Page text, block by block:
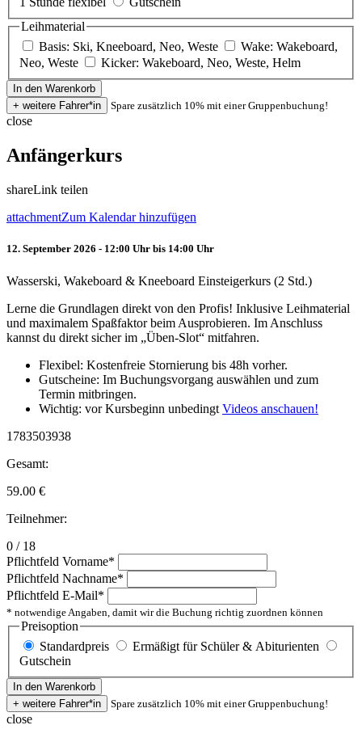
Leihmaterial
Basis: Ski, Kneeboard, Neo, Weste
Wake: Wakeboard,
Neo, Weste
Kicker: Wakeboard, Neo, Weste, Helm
Spare zusätzlich 10% mit einer Gruppenbuchung!
close
Anfängerkurs
shareLink teilen
attachmentZum Kalendar hinzufügen
12. September 2026 - 12:00 Uhr bis 14:00 Uhr
Wasserski, Wakeboard & Kneeboard Einsteigerkurs (2 Std.)
Lerne die Grundlagen direkt von den Profis! Inklusive Leihmaterial
und maximalem Spaßfaktor beim Ausprobieren. Im Anschluss
kannst du direkt sicher im „Üben-Slot“ mitfahren.
Flexibel: Kostenfreie Stornierung bis 48h vorher.
Gutscheine: Im Buchungsvorgang auswählen und zum
Termin mitbringen.
Wichtig: vor Kursbeginn unbedingt Videos anschauen!
1783503938
Gesamt:
59.00 €
Teilnehmer:
0 / 18
Pflichtfeld Vorname*
Pflichtfeld Nachname*
Pflichtfeld E-Mail*
* notwendige Angaben, damit wir die Buchung richtig zuordnen können
Preisoption
Standardpreis
Ermäßigt für Schüler & Abiturienten
Gutschein
Spare zusätzlich 10% mit einer Gruppenbuchung!
close